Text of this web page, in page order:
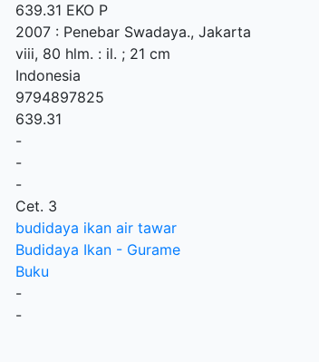
639.31 EKO P
2007: Penebar Swadaya., Jakarta
viii, 80 hlm. : il. ; 21 cm
Indonesia
9794897825
639.31
-
-
-
Cet. 3
budidaya ikan air tawar
Budidaya Ikan - Gurame
Buku
-
-